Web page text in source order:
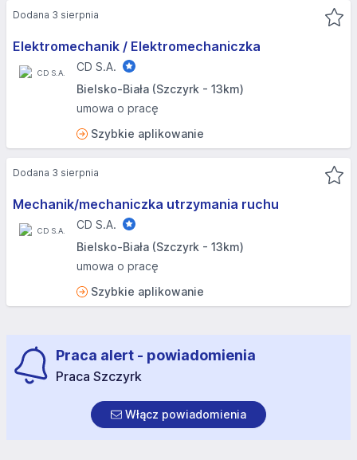
Elektromechanik / Elektromechaniczka
CD S.A.
Bielsko-Biała (Szczyrk - 13km)
umowa o pracę
Szybkie aplikowanie
Dodana 3 sierpnia
Mechanik/mechaniczka utrzymania ruchu
CD S.A.
Bielsko-Biała (Szczyrk - 13km)
umowa o pracę
Szybkie aplikowanie
Dodana 3 sierpnia
Praca alert - powiadomienia
Praca Szczyrk
Włącz powiadomienia